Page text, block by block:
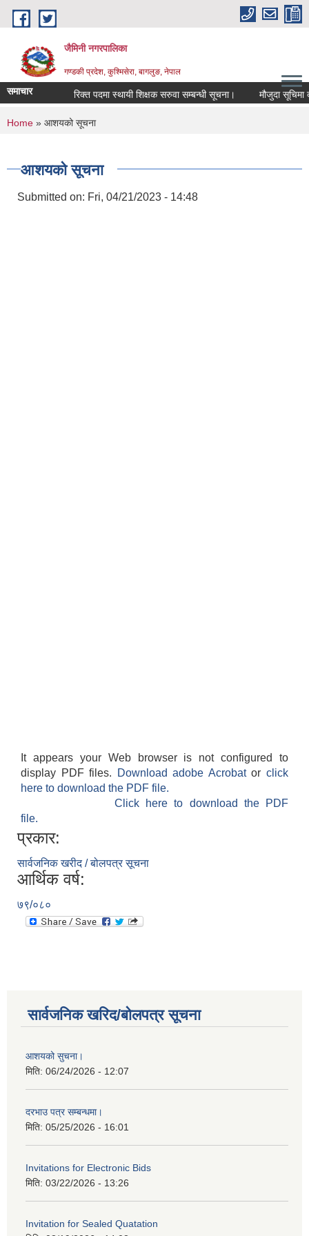
Skip to main content
जैमिनी नगरपालिका
गण्डकी प्रदेश, कुश्मिसेरा, बागलुङ, नेपाल
समाचार रिक्त पदमा स्थायी शिक्षक सरुवा सम्बन्धी सूचना। मौजुदा सूचिमा
You are here
Home » आशयको सूचना
आशयको सूचना
Submitted on: Fri, 04/21/2023 - 14:48
It appears your Web browser is not configured to
display PDF files.
Download adobe Acrobatorclick
here to download the PDF file.
Click here to download the PDF
file.
प्रकार:
सार्वजनिक खरीद / बोलपत्र सूचना
आर्थिक वर्ष:
७९/०८०
सार्वजनिक खरिद/बोलपत्र सूचना
आशयको सुचना।
मिति: 06/24/2026 - 12:07
दरभाउ पत्र सम्बन्धमा।
मिति: 05/25/2026 - 16:01
Invitations for Electronic Bids
मिति: 03/22/2026 - 13:26
Invitation for Sealed Quatation